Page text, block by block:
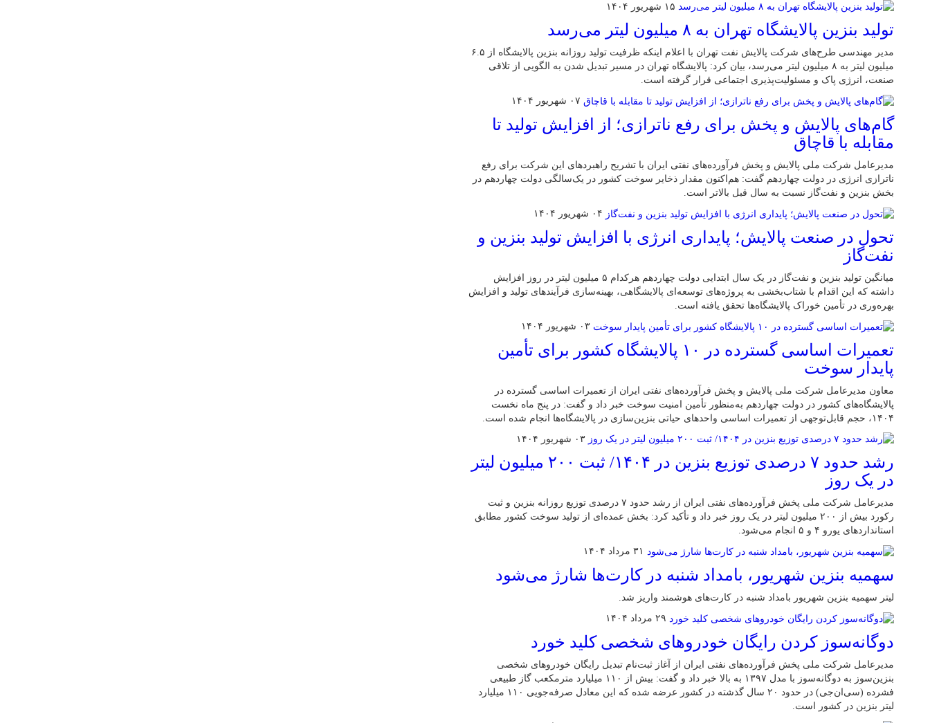
۱۵ شهریور ۱۴۰۴
تولید بنزین پالایشگاه تهران به ۸ میلیون لیتر می‌رسد
مدیر مهندسی طرح‌های شرکت پالایش نفت تهران با اعلام اینکه ظرفیت تولید روزانه بنزین پالایشگاه از ۶.۵
میلیون لیتر به ۸ میلیون لیتر می‌رسد، بیان کرد: پالایشگاه تهران در مسیر تبدیل شدن به الگویی از تلاقی
صنعت، انرژی پاک و مسئولیت‌پذیری اجتماعی قرار گرفته است.
۰۷ شهریور ۱۴۰۴
گام‌های پالایش و پخش برای رفع ناترازی؛ از افزایش تولید تا
مقابله با قاچاق
مدیرعامل شرکت ملی پالایش و پخش فرآورده‌های نفتی ایران با تشریح راهبردهای این شرکت برای رفع
ناترازی انرژی در دولت چهاردهم گفت: هم‌اکنون مقدار ذخایر سوخت کشور در یک‌سالگی دولت چهاردهم در
بخش بنزین و نفت‌گاز نسبت به سال قبل بالاتر است.
۰۴ شهریور ۱۴۰۴
تحول در صنعت پالایش؛ پایداری انرژی با افزایش تولید بنزین و
نفت‌گاز
میانگین تولید بنزین و نفت‌گاز در یک سال ابتدایی دولت چهاردهم هرکدام ۵ میلیون لیتر در روز افزایش
داشته که این اقدام با شتاب‌بخشی به پروژه‌های توسعه‌ای پالایشگاهی، بهینه‌سازی فرآیندهای تولید و افزایش
بهره‌وری در تأمین خوراک پالایشگاه‌ها تحقق یافته است.
۰۳ شهریور ۱۴۰۴
تعمیرات اساسی گسترده در ۱۰ پالایشگاه‌ کشور برای تأمین
پایدار سوخت
معاون مدیرعامل شرکت ملی پالایش و پخش فرآورده‌های نفتی ایران از تعمیرات اساسی گسترده در
پالایشگاه‌های کشور در دولت چهاردهم به‌منظور تأمین امنیت سوخت خبر داد و گفت: در پنج ماه نخست
۱۴۰۴، حجم قابل‌توجهی از تعمیرات اساسی واحدهای حیاتی بنزین‌سازی در پالایشگاه‌ها انجام شده است.
۰۳ شهریور ۱۴۰۴
رشد حدود ۷ درصدی توزیع بنزین در ۱۴۰۴/ ثبت ۲۰۰ میلیون لیتر
در یک روز
مدیرعامل شرکت ملی پخش فرآورده‌های نفتی ایران از رشد حدود ۷ درصدی توزیع روزانه بنزین و ثبت
رکورد بیش از ۲۰۰ میلیون لیتر در یک روز خبر داد و تأکید کرد: بخش عمده‌ای از تولید سوخت کشور مطابق
استانداردهای یورو ۴ و ۵ انجام می‌شود.
۳۱ مرداد ۱۴۰۴
سهمیه بنزین شهریور، بامداد شنبه در کارت‌ها شارژ می‌شود
لیتر سهمیه بنزین شهریور بامداد شنبه در کارت‌های هوشمند واریز شد.
۲۹ مرداد ۱۴۰۴
دوگانه‌سوز کردن رایگان خودروهای شخصی کلید خورد
مدیرعامل شرکت ملی پخش فرآورده‌های نفتی ایران از آغاز ثبت‌نام تبدیل رایگان خودروهای شخصی
بنزین‌سوز به دوگانه‌سوز با مدل ۱۳۹۷ به بالا خبر داد و گفت: بیش از ۱۱۰ میلیارد مترمکعب گاز طبیعی
فشرده (سی‌ان‌جی) در حدود ۲۰ سال گذشته در کشور عرضه شده که این معادل صرفه‌جویی ۱۱۰ میلیارد
لیتر بنزین در کشور است.